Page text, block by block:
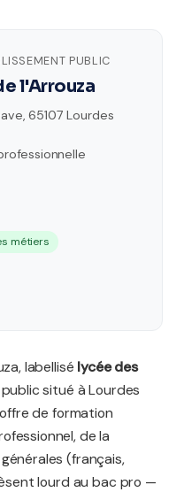
PUBLIC
l'Arrouza
65107 Lourdes
métiers
labellisé lycée des
situé à Lourdes
de formation
de la
(français,
lourd au bac pro —